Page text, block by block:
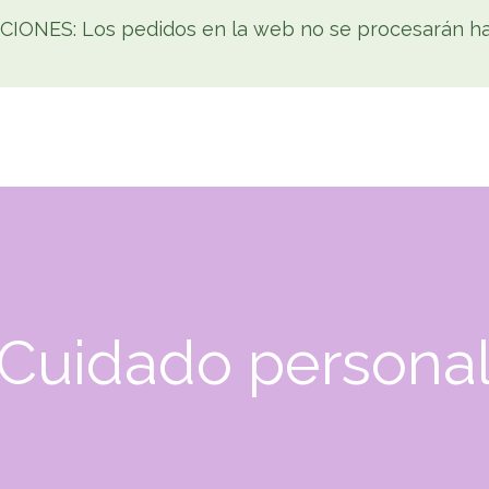
Los pedidos en la web no se procesarán